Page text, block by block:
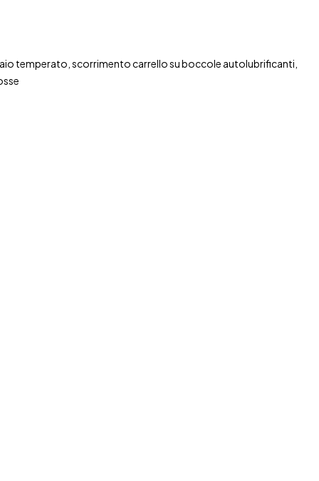
temperato, scorrimento carrello su boccole autolubrificanti,